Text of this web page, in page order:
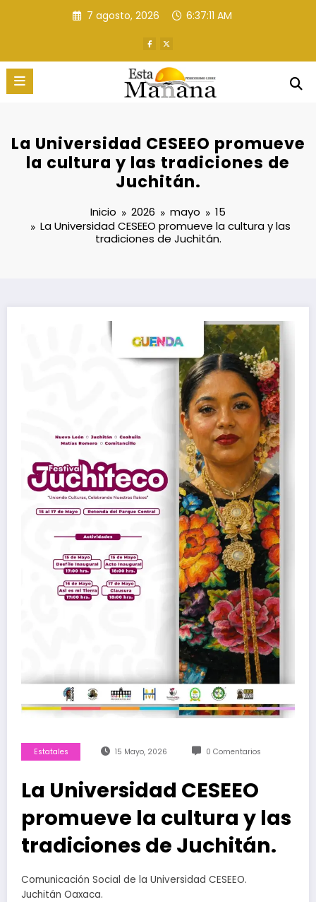
7 agosto, 2026 6:37:12 AM
La Universidad CESEEO promueve
la cultura y las tradiciones de
Juchitán.
Inicio 2026 mayo
15
La Universidad CESEEO promueve la cultura y las
tradiciones de Juchitán.
Estatales 15 Mayo, 2026 0 Comentarios
La Universidad CESEEO
promueve la cultura y las
tradiciones de Juchitán.
Comunicación Social de la Universidad CESEEO.
Juchitán Oaxaca.